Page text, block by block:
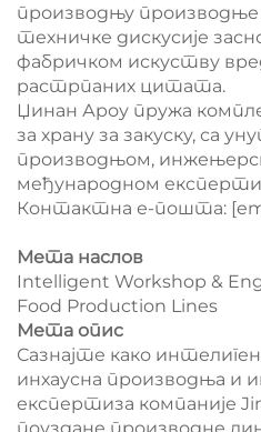
производњу производње
техничке дискусије
фабричком искуству
растрпаних цитата.
Џинан Ароу пружа
за храну за закуску, са
производњом,
међународном
Контактна е-пошта:
Мета наслов
Intelligent Workshop &
Food Production Lines
Мета опис
Сазнајте како
инхаусна производња и
експертиза компаније
поуздане производне